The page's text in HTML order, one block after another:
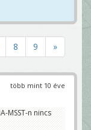
8 9 »
több mint 10 éve
MSST-n nincs